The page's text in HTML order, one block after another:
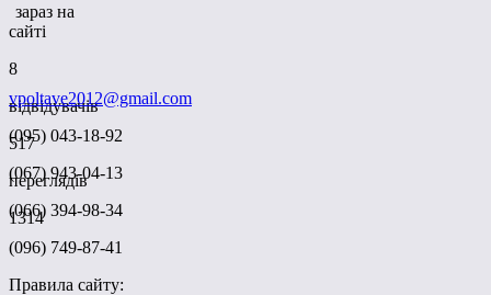
зараз на
сайті
8
відвідувачів
517
переглядів
1314
vpoltave2012@gmail.com
(095) 043-18-92
(067) 943-04-13
(066) 394-98-34
(096) 749-87-41
Правила сайту: